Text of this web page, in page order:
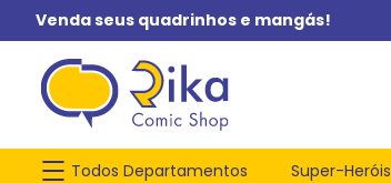
Venda seus quadrinhos e mangás!
Todos Departamentos Super-Heróis